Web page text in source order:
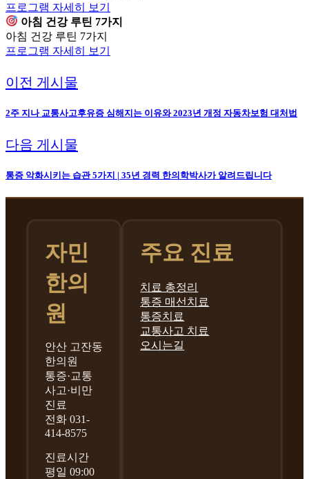
프로그램 자세히 보기
아침 건강 루틴 7가지
아침 건강 루틴 7가지
프로그램 자세히 보기
이전 게시물
2주 지나 교통사고후유증 심해지는 이유와 2023년 개정 자동차보험 대처법
다음 게시물
통증 악화시키는 습관 5가지 | 35년 경력 한의학박사가 알려드립니다
자민
한의
원
안산 고잔동
한의원
통증·교통
사고·비만
진료
전화 031-
414-8575
진료시간
평일 09:00
주요 진료
치료 총정리
통증 매선치료
통증치료
교통사고 치료
오시는길